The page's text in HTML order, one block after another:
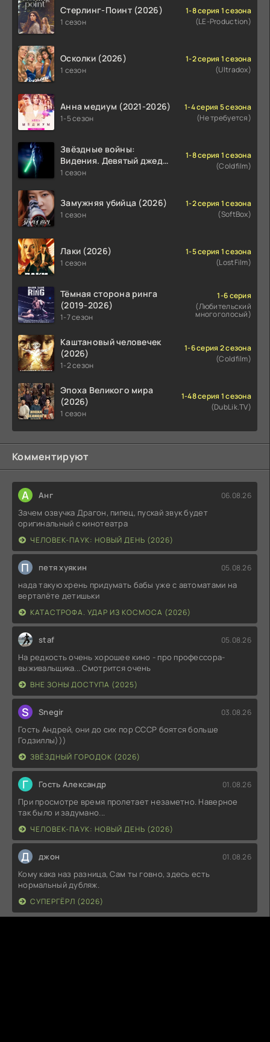
Стерлинг-Поинт (2026)
1 сезон
1-8 серия 1 сезона
(LE-Production)
Осколки (2026)
1 сезон
1-2 серия 1 сезона
(Ultradox)
Анна медиум (2021-2026)
1-5 сезон
1-4 серия 5 сезона
(Не требуется)
Звёздные войны:
Видения. Девятый джедай
(2026)
1 сезон
1-8 серия 1 сезона
(Coldfilm)
Замужняя убийца (2026)
1 сезон
1-2 серия 1 сезона
(SoftBox)
Лаки (2026)
1 сезон
1-5 серия 1 сезона
(LostFilm)
Тёмная сторона ринга
(2019-2026)
1-7 сезон
1-6 серия
(Любительский
многоголосый)
Каштановый человечек
(2026)
1-2 сезон
1-6 серия 2 сезона
(Coldfilm)
Эпоха Великого мира
(2026)
1 сезон
1-48 серия 1 сезона
(DubLik.TV)
Комментируют
А Анг 06.08.26
Зачем озвучка Драгон, пипец, пускай звук будет
оригинальный с кинотеатра
ЧЕЛОВЕК-ПАУК: НОВЫЙ ДЕНЬ (2026)
П петя хуякин 05.08.26
нада такую хрень придумать бабы уже с автоматами на
верталёте детишьки
КАТАСТРОФА. УДАР ИЗ КОСМОСА (2026)
staf 05.08.26
На редкость очень хорошее кино - про профессора-
выживальщика... Смотрится очень
ВНЕ ЗОНЫ ДОСТУПА (2025)
S Snegir 03.08.26
Гость Андрей, они до сих пор СССР боятся больше
Годзиллы)))
ЗВЁЗДНЫЙ ГОРОДОК (2026)
Г Гость Александр 01.08.26
При просмотре время пролетает незаметно. Наверное
так было и задумано...
ЧЕЛОВЕК-ПАУК: НОВЫЙ ДЕНЬ (2026)
Д джон 01.08.26
Кому кака наз разница, Сам ты говно, здесь есть
нормальный дубляж.
СУПЕРГЁРЛ (2026)